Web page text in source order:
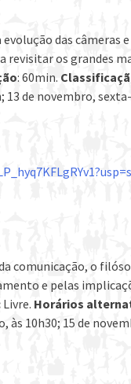
das câmeras e
revisitar os grandes
: 60min.
13 de novembro,
comunicação, o
e pelas
Livre. Horários
às 10h30; 15 de